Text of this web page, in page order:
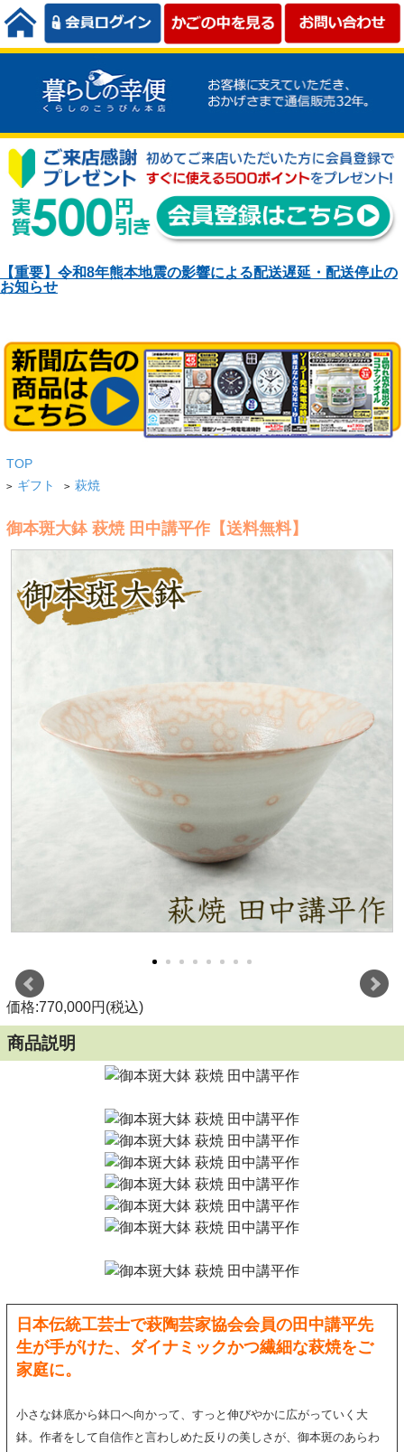
【重要】令和8年熊本地震の影響による配送遅延・配送停止の
お知らせ
TOP
> ギフト > 萩焼
御本斑大鉢 萩焼 田中講平作【送料無料】
価格:770,000円(税込)
商品説明
日本伝統工芸士で萩陶芸家協会会員の田中講平先
生が手がけた、ダイナミックかつ繊細な萩焼をご
家庭に。
小さな鉢底から鉢口へ向かって、すっと伸びやかに広がっていく大
鉢。作者をして自信作と言わしめた反りの美しさが、御本斑のあらわ